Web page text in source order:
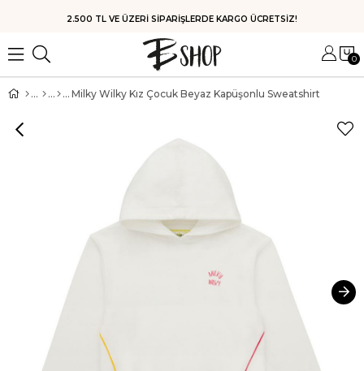
2.500 TL VE ÜZERİ SİPARİŞLERDE KARGO ÜCRETSİZ!
0
Milky Wilky Kız Çocuk Beyaz Kapüşonlu Sweatshirt